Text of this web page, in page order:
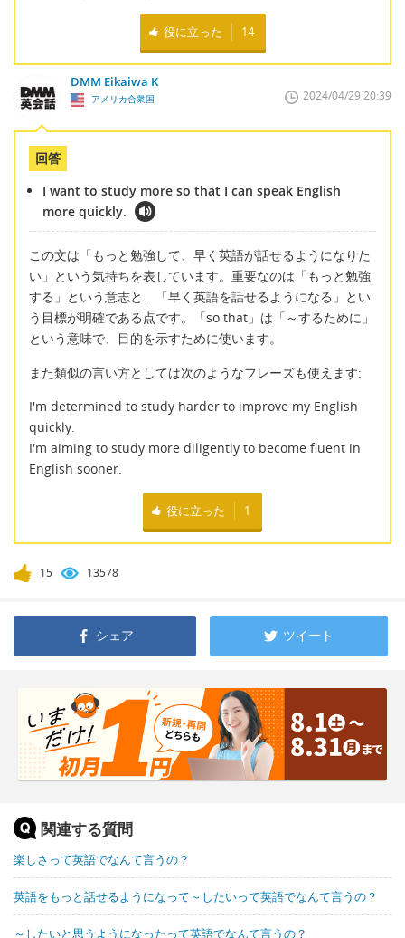
役に立った 14
DMM Eikaiwa K
アメリカ合衆国 2024/04/29 20:39
回答
I want to study more so that I can speak English
more quickly.
この文は「もっと勉強して、早く英語が話せるようになりた
い」という気持ちを表しています。重要なのは「もっと勉強
する」という意志と、「早く英語を話せるようになる」とい
う目標が明確である点です。「so that」は「～するために」
という意味で、目的を示すために使います。
また類似の言い方としては次のようなフレーズも使えます:
I'm determined to study harder to improve my English
quickly.
I'm aiming to study more diligently to become fluent in
English sooner.
役に立った 1
15 13578
シェア ツイート
関連する質問
楽しさって英語でなんて言うの？
英語をもっと話せるようになって～したいって英語でなんて言うの？
～したいと思うようになったって英語でなんて言うの？